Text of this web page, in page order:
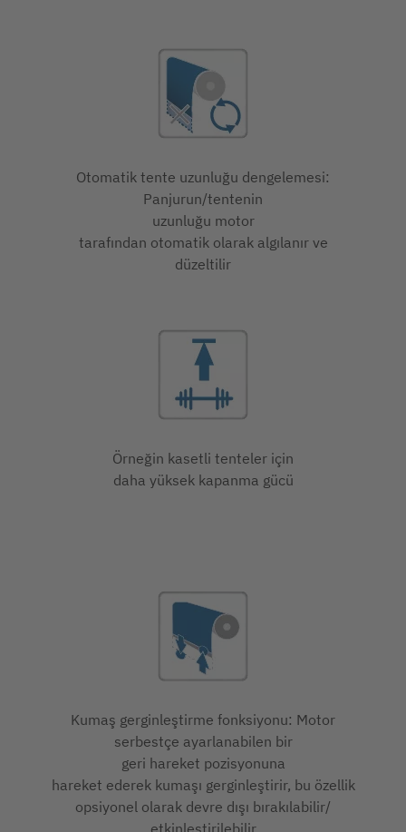
Otomatik tente uzunluğu dengelemesi:
Panjurun/tentenin
uzunluğu motor
tarafından otomatik olarak algılanır ve
düzeltilir
Örneğin kasetli tenteler için
daha yüksek kapanma gücü
Kumaş gerginleştirme fonksiyonu: Motor
serbestçe ayarlanabilen bir
geri hareket pozisyonuna
hareket ederek kumaşı gerginleştirir, bu özellik
opsiyonel olarak devre dışı bırakılabilir/
etkinleştirilebilir